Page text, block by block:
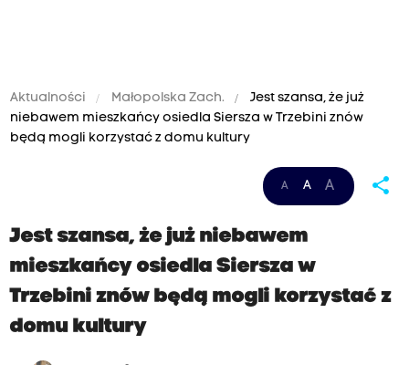
Aktualności Małopolska Zach.
Jest szansa, że już
niebawem mieszkańcy osiedla Siersza w Trzebini znów
będą mogli korzystać z domu kultury
A A A share
Jest szansa, że już niebawem
mieszkańcy osiedla Siersza w
Trzebini znów będą mogli korzystać z
domu kultury